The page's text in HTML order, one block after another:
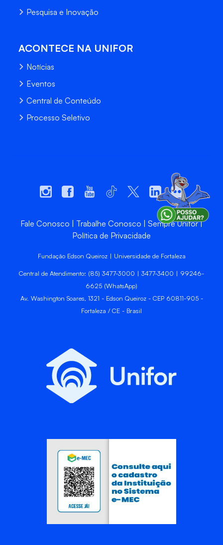
Pesquisa e Inovação
ACONTECE NA UNIFOR
Notícias
Eventos
Central de Conteúdo
Processo Seletivo
Fale Conosco Trabalhe Conosco
Sempre Unifor
Política de Privacidade
Fundação Edson Queiroz | Universidade de Fortaleza
Central de Atendimento: (85) 3477-3000 | 3477-3400 | 99246-
6625 (WhatsApp)
Av. Washington Soares, 1321 - Edson Queiroz - CEP 60811-905 -
Fortaleza / CE - Brasil